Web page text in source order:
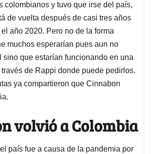
d
I
n
d
s
colombianos y tuvo que irse del país,
de vuelta después de casi tres años
año 2020. Pero no de la forma
muchos esperarían pues aun no
sino que estarían funcionando en una
través de Rappi donde puede pedirlos.
ya compartieron que Cinnabon
volvió a Colombia
país fue a causa de la pandemia por